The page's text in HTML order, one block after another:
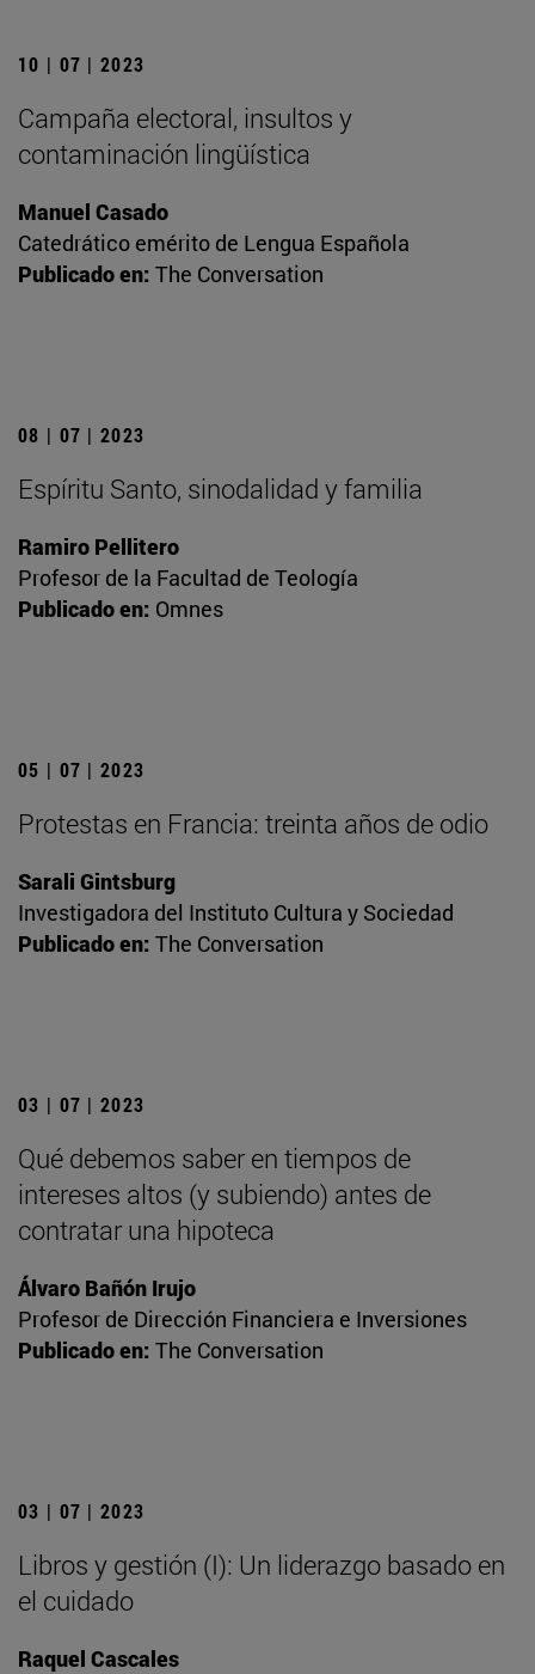
10 | 07 | 2023
Campaña electoral, insultos y
contaminación lingüística
Manuel Casado
Catedrático emérito de Lengua Española
Publicado en: The Conversation
08 | 07 | 2023
Espíritu Santo, sinodalidad y familia
Ramiro Pellitero
Profesor de la Facultad de Teología
Publicado en: Omnes
05 | 07 | 2023
Protestas en Francia: treinta años de odio
Sarali Gintsburg
Investigadora del Instituto Cultura y Sociedad
Publicado en: The Conversation
03 | 07 | 2023
Qué debemos saber en tiempos de
intereses altos (y subiendo) antes de
contratar una hipoteca
Álvaro Bañón Irujo
Profesor de Dirección Financiera e Inversiones
Publicado en: The Conversation
03 | 07 | 2023
Libros y gestión (I): Un liderazgo basado en
el cuidado
Raquel Cascales